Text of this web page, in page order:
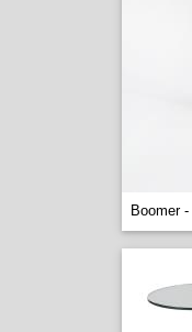
Boomer -